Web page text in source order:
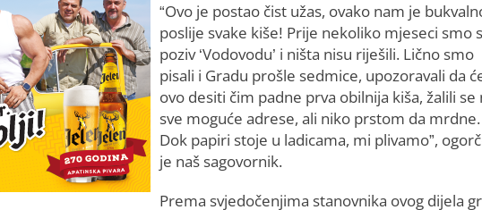
“Ovo je postao čist užas, ovako nam je
poslije svake kiše! Prije nekoliko mjeseci smo
poziv ‘Vodovodu’ i ništa nisu riješili. Lično smo
pisali i Gradu prošle sedmice, upozoravali da
ovo desiti čim padne prva obilnija kiša, žalili se
sve moguće adrese, ali niko prstom da mrdne.
Dok papiri stoje u ladicama, mi plivamo”,
je naš sagovornik.
Prema svjedočenjima stanovnika ovog dijela